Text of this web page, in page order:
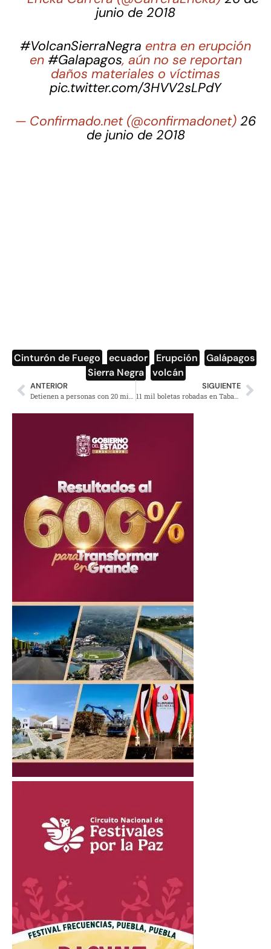
junio de 2018
#VolcanSierraNegra entra en erupción
en #Galapagos, aún no se reportan
daños materiales o víctimas
pic.twitter.com/3HVV2sLPdY
— Confirmado.net (@confirmadonet) 26
de junio de 2018
Cinturón de Fuego ecuador Erupción Galápagos
Sierra Negra
volcán
ANTERIOR SIGUIENTE
11 mil boletas robadas en Tabasco serán repuestas, informa el INE